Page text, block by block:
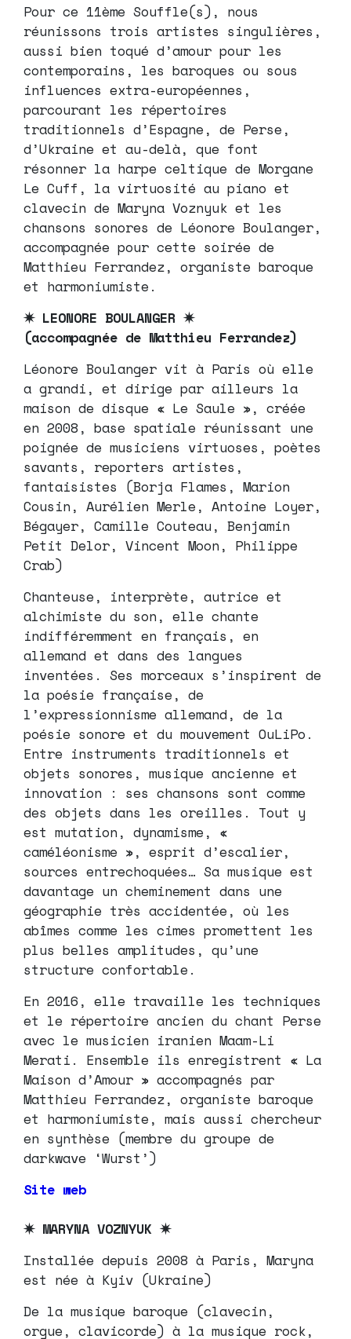
Pour ce 11ème Souffle(s), nous
réunissons trois artistes singulières,
aussi bien toqué d’amour pour les
contemporains, les baroques ou sous
influences extra-européennes,
parcourant les répertoires
traditionnels d’Espagne, de Perse,
d’Ukraine et au-delà, que font
résonner la harpe celtique de Morgane
Le Cuff, la virtuosité au piano et
clavecin de Maryna Voznyuk et les
chansons sonores de Léonore Boulanger,
accompagnée pour cette soirée de
Matthieu Ferrandez, organiste baroque
et harmoniumiste.
✷ LEONORE BOULANGER ✷
(accompagnée de Matthieu Ferrandez)
Léonore Boulanger vit à Paris où elle
a grandi, et dirige par ailleurs la
maison de disque « Le Saule », créée
en 2008, base spatiale réunissant une
poignée de musiciens virtuoses, poètes
savants, reporters artistes,
fantaisistes (Borja Flames, Marion
Cousin, Aurélien Merle, Antoine Loyer,
Bégayer, Camille Couteau, Benjamin
Petit Delor, Vincent Moon, Philippe
Crab)
Chanteuse, interprète, autrice et
alchimiste du son, elle chante
indifféremment en français, en
allemand et dans des langues
inventées. Ses morceaux s’inspirent de
la poésie française, de
l’expressionnisme allemand, de la
poésie sonore et du mouvement OuLiPo.
Entre instruments traditionnels et
objets sonores, musique ancienne et
innovation : ses chansons sont comme
des objets dans les oreilles. Tout y
est mutation, dynamisme, «
caméléonisme », esprit d’escalier,
sources entrechoquées… Sa musique est
davantage un cheminement dans une
géographie très accidentée, où les
abîmes comme les cimes promettent les
plus belles amplitudes, qu’une
structure confortable.
En 2016, elle travaille les techniques
et le répertoire ancien du chant Perse
avec le musicien iranien Maam-Li
Merati. Ensemble ils enregistrent « La
Maison d’Amour » accompagnés par
Matthieu Ferrandez, organiste baroque
et harmoniumiste, mais aussi chercheur
en synthèse (membre du groupe de
darkwave ‘Wurst’)
Site web
✷ MARYNA VOZNYUK ✷
Installée depuis 2008 à Paris, Maryna
est née à Kyiv (Ukraine)
De la musique baroque (clavecin,
orgue, clavicorde) à la musique rock,